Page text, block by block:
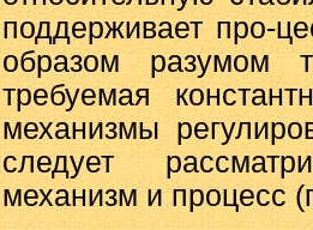
поддерживает про-
образом разумом
требуемая
механизмы
следует
механизм и процесс